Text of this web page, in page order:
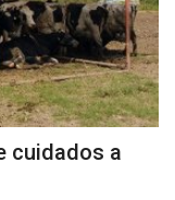
cuidados a